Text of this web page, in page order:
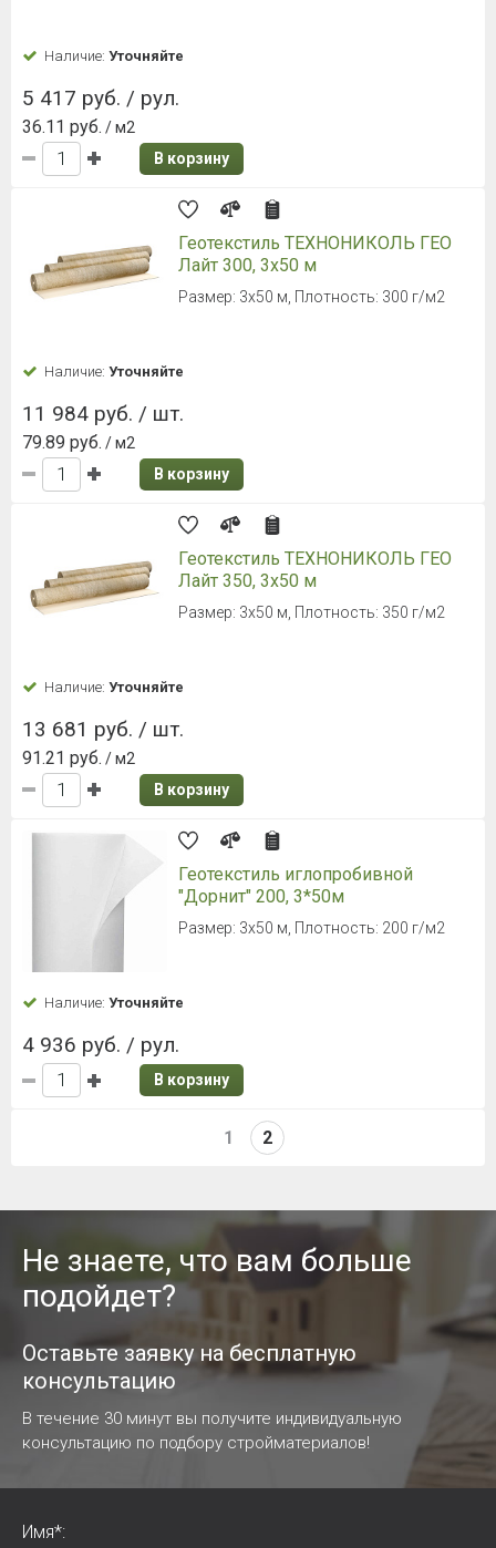
Наличие: Уточняйте
5 417 руб. / рул.
36.11 руб. / м2
В корзину
Геотекстиль ТЕХНОНИКОЛЬ ГЕО
Лайт 300, 3х50 м
Размер: 3х50 м, Плотность: 300 г/м2
Наличие: Уточняйте
11 984 руб. / шт.
79.89 руб. / м2
В корзину
Геотекстиль ТЕХНОНИКОЛЬ ГЕО
Лайт 350, 3х50 м
Размер: 3х50 м, Плотность: 350 г/м2
Наличие: Уточняйте
13 681 руб. / шт.
91.21 руб. / м2
В корзину
Геотекстиль иглопробивной
"Дорнит" 200, 3*50м
Размер: 3х50 м, Плотность: 200 г/м2
Наличие: Уточняйте
4 936 руб. / рул.
В корзину
1 2
Не знаете, что вам больше
подойдет?
Оставьте заявку на бесплатную
консультацию
В течение 30 минут вы получите индивидуальную
консультацию по подбору стройматериалов!
Имя*: